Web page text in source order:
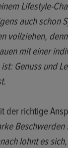
Lifestyle-
auch schon
vollziehen,
mit einer
Genuss und
der richtige
lohnt es